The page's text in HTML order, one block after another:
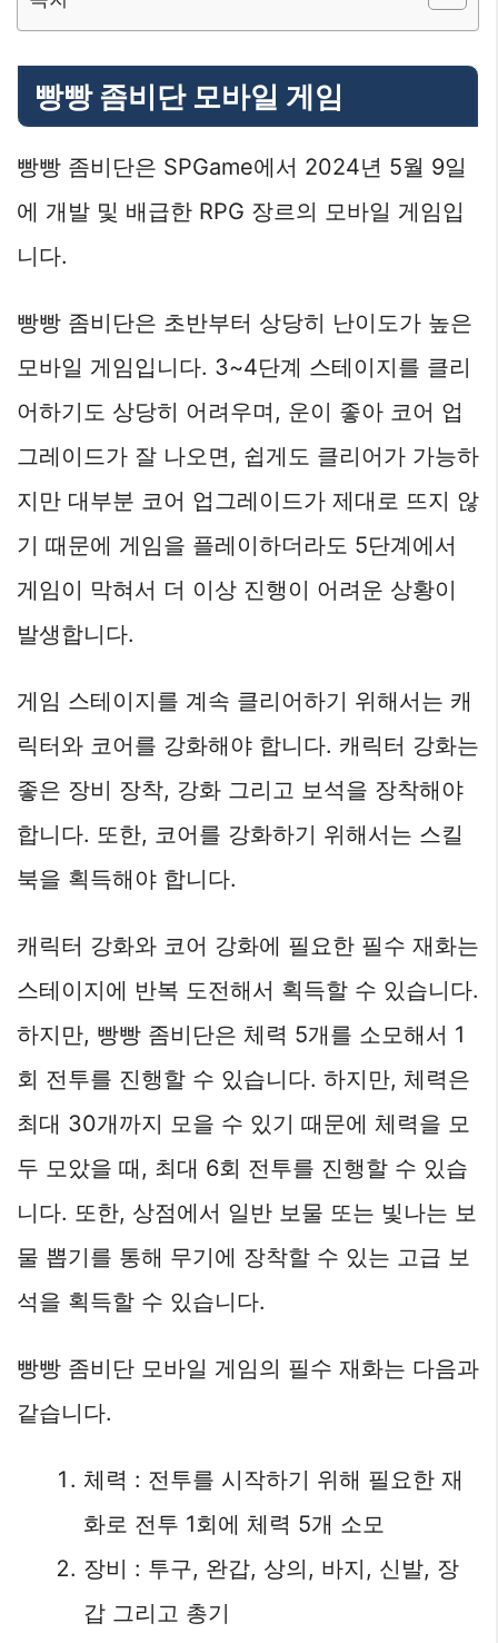
빵빵 좀비단 모바일 게임
빵빵 좀비단은 SPGame에서 2024년 5월 9일
에 개발 및 배급한 RPG 장르의 모바일 게임입
니다.
빵빵 좀비단은 초반부터 상당히 난이도가 높은
모바일 게임입니다. 3~4단계 스테이지를 클리
어하기도 상당히 어려우며, 운이 좋아 코어 업
그레이드가 잘 나오면, 쉽게도 클리어가 가능하
지만 대부분 코어 업그레이드가 제대로 뜨지 않
기 때문에 게임을 플레이하더라도 5단계에서
게임이 막혀서 더 이상 진행이 어려운 상황이
발생합니다.
게임 스테이지를 계속 클리어하기 위해서는 캐
릭터와 코어를 강화해야 합니다. 캐릭터 강화는
좋은 장비 장착, 강화 그리고 보석을 장착해야
합니다. 또한, 코어를 강화하기 위해서는 스킬
북을 획득해야 합니다.
캐릭터 강화와 코어 강화에 필요한 필수 재화는
스테이지에 반복 도전해서 획득할 수 있습니다.
하지만, 빵빵 좀비단은 체력 5개를 소모해서 1
회 전투를 진행할 수 있습니다. 하지만, 체력은
최대 30개까지 모을 수 있기 때문에 체력을 모
두 모았을 때, 최대 6회 전투를 진행할 수 있습
니다. 또한, 상점에서 일반 보물 또는 빛나는 보
물 뽑기를 통해 무기에 장착할 수 있는 고급 보
석을 획득할 수 있습니다.
빵빵 좀비단 모바일 게임의 필수 재화는 다음과
같습니다.
체력 : 전투를 시작하기 위해 필요한 재
화로 전투 1회에 체력 5개 소모
장비 : 투구, 완갑, 상의, 바지, 신발, 장
갑 그리고 총기